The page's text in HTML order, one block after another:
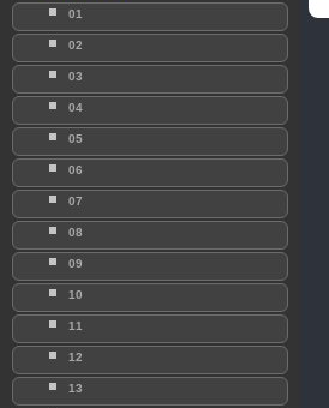
01
02
03
04
05
06
07
08
09
10
11
12
13